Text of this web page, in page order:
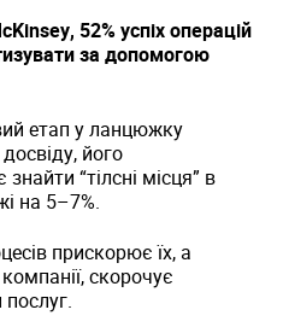
52% успіх операцій
за допомогою
етап у ланцюжку
його
“тілсні місця” в
на 5–7%.
прискорює їх, а
скорочує
послуг.